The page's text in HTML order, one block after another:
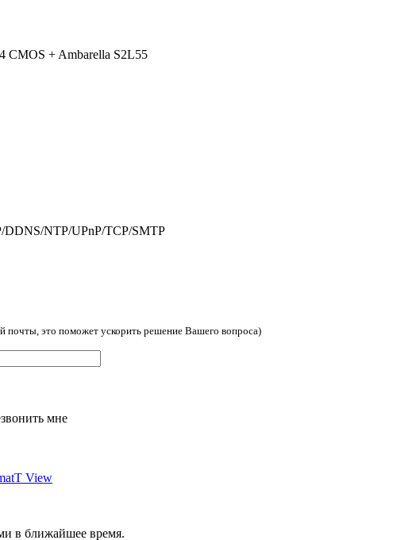
CMOS + Ambarella S2L55
DDNS/NTP/UPnP/TCP/SMTP
почты, это поможет ускорить решение Вашего вопроса)
мне
View
в ближайшее время.